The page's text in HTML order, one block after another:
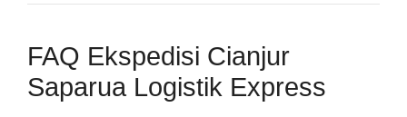
FAQ Ekspedisi Cianjur
Saparua Logistik Express